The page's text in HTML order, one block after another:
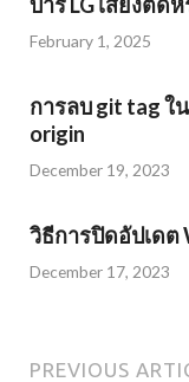
February 1, 2025
การลบ git tag ใ
origin
December 19, 2023
วิธีการปิดอัปเดต
December 17, 2023
PREVIOUS